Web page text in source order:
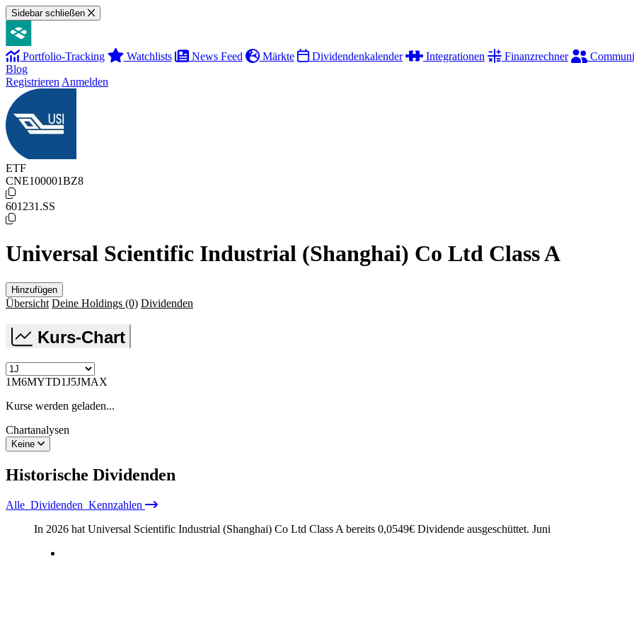
Sidebar schließen
Portfolio-Tracking Watchlists News Feed Märkte Dividendenkalender Integrationen Finanzrechner
Blog
Registrieren Anmelden
ETF
CNE100001BZ8
601231.SS
Universal Scientific Industrial (Shanghai) Co Ltd Class A
Hinzufügen
Übersicht Deine Holdings (0) Dividenden
Kurs-Chart
1M6MYTD1J5JMAX
Kurse werden geladen...
Chartanalysen
Keine
Historische Dividenden
Alle Dividenden Kennzahlen
In 2026 hat Universal Scientific Industrial (Shanghai) Co Ltd Class A bereits 0,0549€ Dividende ausgeschüttet. Juni